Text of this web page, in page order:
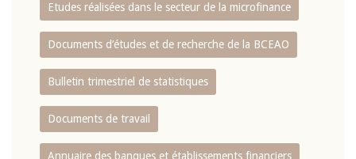
Etudes réalisées dans le secteur de la microfinance
Documents d’études et de recherche de la BCEAO
Bulletin trimestriel de statistiques
Documents de travail
Annuaire des banques et établissements financiers